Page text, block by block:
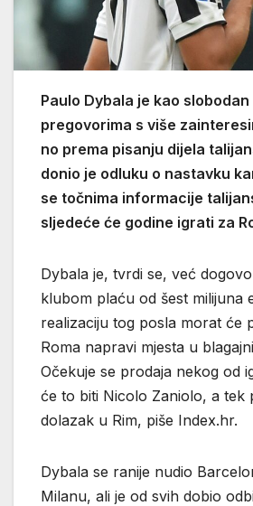
Paulo Dybala je kao
pregovorima s više
no prema pisanju dijela
donio je odluku o nastavku
se točnima informacije
sljedeće će godine igrati za
Dybala je, tvrdi se, već
klubom plaću od šest milijuna
realizaciju tog posla morat će
Roma napravi mjesta u
Očekuje se prodaja nekog od
će to biti Nicolo Zaniolo, a tek
dolazak u Rim, piše Index.hr.
Dybala se ranije nudio
Milanu, ali je od svih dobio